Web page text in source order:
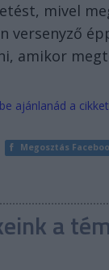
mivel
versenyző
amikor
ajánlanád a
Megosztás
a